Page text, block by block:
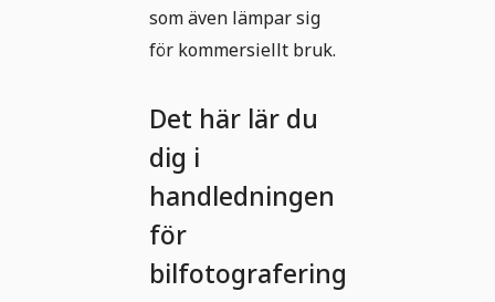
som även lämpar sig
för kommersiellt bruk.
Det här lär du
dig i
handledningen
för
bilfotografering